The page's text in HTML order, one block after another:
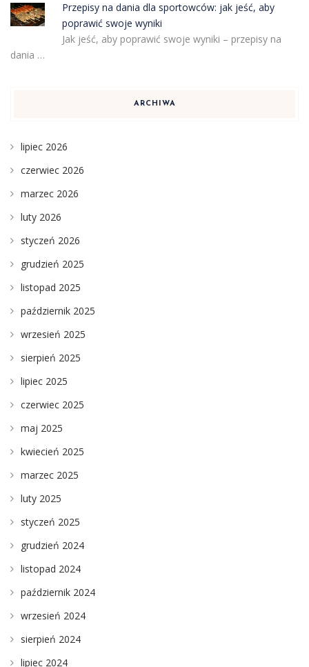
Przepisy na dania dla sportowców: jak jeść, aby
poprawić swoje wyniki
Jak jeść, aby poprawić swoje wyniki – przepisy na
dania …
ARCHIWA
lipiec 2026
czerwiec 2026
marzec 2026
luty 2026
styczeń 2026
grudzień 2025
listopad 2025
październik 2025
wrzesień 2025
sierpień 2025
lipiec 2025
czerwiec 2025
maj 2025
kwiecień 2025
marzec 2025
luty 2025
styczeń 2025
grudzień 2024
listopad 2024
październik 2024
wrzesień 2024
sierpień 2024
lipiec 2024